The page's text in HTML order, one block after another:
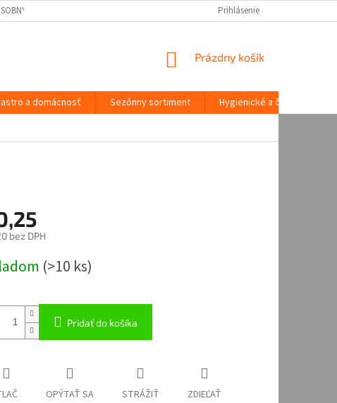
ÚDAJOV Prihlásenie
NÁKUPNÝ
Prázdny košík
a domácnosť Sezónny sortiment
Hygienické a čistiace
bez DPH
(>10 ks)
Pridať do košíka
OPÝTAŤ SA STRÁŽIŤ ZDIEĽAŤ